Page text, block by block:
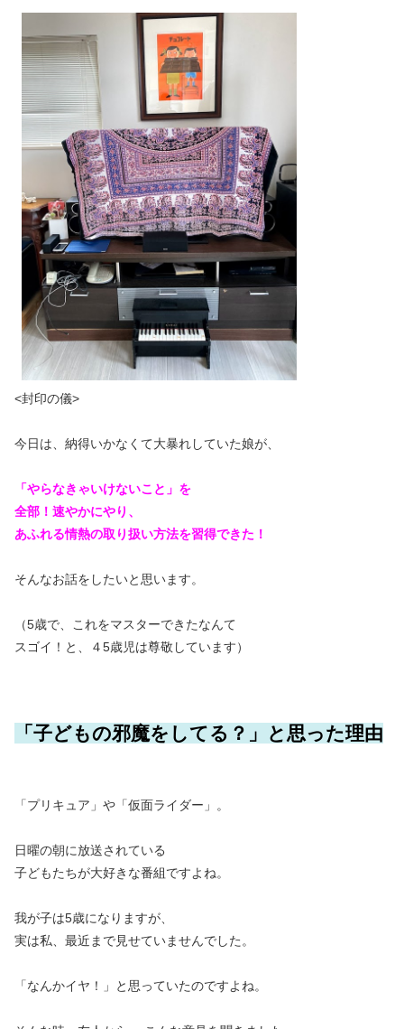
<封印の儀>
今日は、納得いかなくて大暴れしていた娘が、
「やらなきゃいけないこと」を
全部！速やかにやり、
あふれる情熱の取り扱い方法を習得できた！
そんなお話をしたいと思います。
（5歳で、これをマスターできたなんて
スゴイ！と、４5歳児は尊敬しています）
「子どもの邪魔をしてる？」と思った理由
「プリキュア」や「仮面ライダー」。
日曜の朝に放送されている
子どもたちが大好きな番組ですよね。
我が子は5歳になりますが、
実は私、最近まで見せていませんでした。
「なんかイヤ！」と思っていたのですよね。